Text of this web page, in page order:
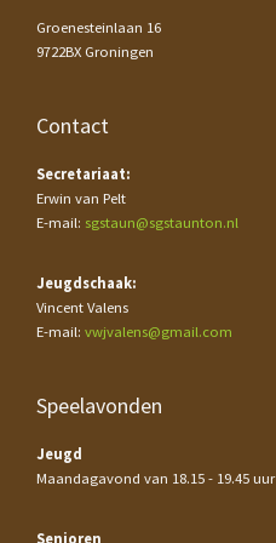
Groenesteinlaan 16
9722BX Groningen
Contact
Secretariaat:
Erwin van Pelt
E-mail: sgstaun@sgstaunton.nl
Jeugdschaak:
Vincent Valens
E-mail: vwjvalens@gmail.com
Speelavonden
Jeugd
Maandagavond van 18.15 - 19.45 uur
Senioren